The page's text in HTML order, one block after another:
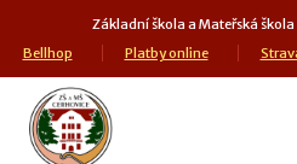
Základní škola a Mateřská
Bellhop
Platby online